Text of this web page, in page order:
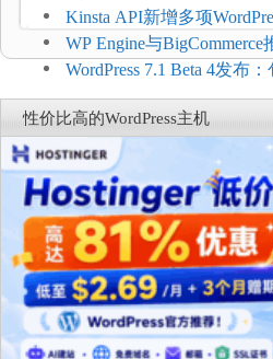
方便
Kinsta API新增多项
WP Engine与BigCommerce
Connect：WordPress商店
商能力
WordPress 7.1 Beta 4发布
复，仅建议在测试环境体
性价比高的WordPress主机